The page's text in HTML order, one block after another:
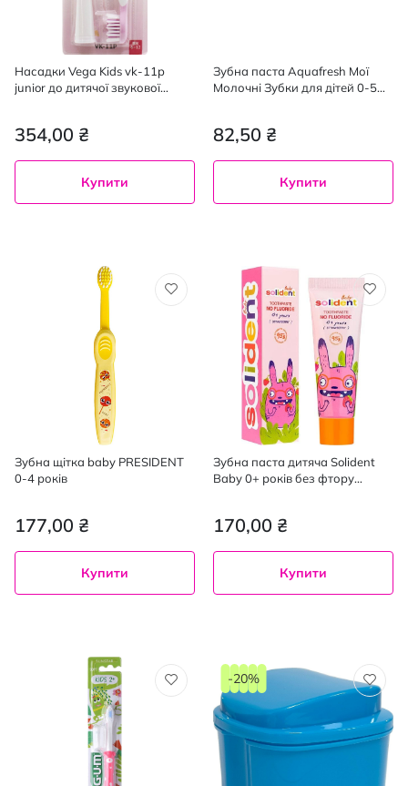
Насадки Vega Kids vk-11p
junior до дитячої звукової
354,00 ₴
Купити
Зубна паста Aquafresh Мої
Молочні Зубки для дітей 0-5
82,50 ₴
Купити
Зубна щітка baby PRESIDENT
0-4 років
177,00 ₴
Купити
Зубна паста дитяча Solident
Baby 0+ років без фтору
170,00 ₴
Купити
-20%